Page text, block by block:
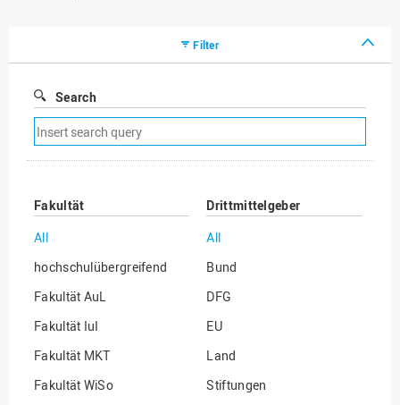
Filter
Search
Remove
search
filter
Fakultät
All
hochschulübergreifend
Fakultät AuL
Fakultät IuI
Fakultät MKT
Fakultät WiSo
Drittmittelgeber
All
Bund
DFG
EU
Land
Stiftungen